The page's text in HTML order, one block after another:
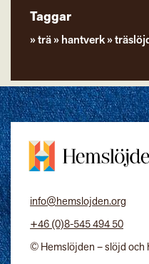
Taggar
trä hantverk
info@hemslojden.org
+46 (0)8-545 494 50
© Hemslöjden – slöjd och